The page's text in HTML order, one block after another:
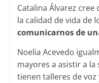
Catalina Álvarez
la calidad de vida de
comunicarnos de
Noelia Acevedo
mayores a asistir a la
tienen talleres de